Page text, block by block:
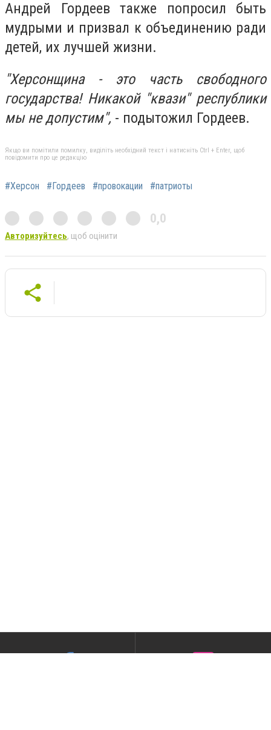
Андрей Гордеев также попросил быть
мудрыми и призвал к объединению ради
детей, их лучшей жизни.
"Херсонщина - это часть свободного
государства! Никакой "квази" республики
мы не допустим", - подытожил Гордеев.
Якщо ви помітили помилку, виділіть необхідний текст і натисніть Ctrl + Enter, щоб
повідомити про це редакцію
#Херсон #Гордеев #провокации #патриоты
0,0
Авторизуйтесь, щоб оцінити